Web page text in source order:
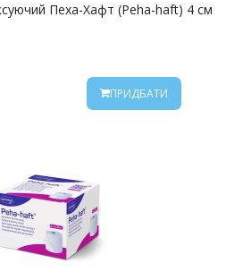
Пеха-Хафт (Peha-haft) 4 см
ПРИДБАТИ